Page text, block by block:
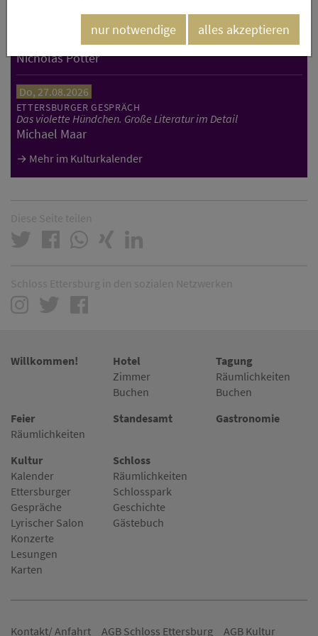
Do, 20.08.2026
ETTERSBURGER GESPRÄCH
Die neue autoritäre Linke
Nicholas Potter
Do, 27.08.2026
ETTERSBURGER GESPRÄCH
Das violette Hündchen. Große Literatur im Detail
Michael Maar
Mehr im Kulturkalender
Diese Seite teilen
Schloss Ettersburg in den sozialen Netzwerken
Willkommen!
Hotel
Zimmer
Buchen
Tagung
Räumlichkeiten
Buchen
Feier
Räumlichkeiten
Standesamt Gastronomie
Kultur
Kalender
Ettersburger
Gespräche
Lyrischer Salon
Konzerte
Lesungen
Karten
Schloss
Räumlichkeiten
Schlosspark
Geschichte
Gästebuch
Kontakt/ Anfahrt AGB Schloss Ettersburg AGB Kultur
nur notwendige alles akzeptieren